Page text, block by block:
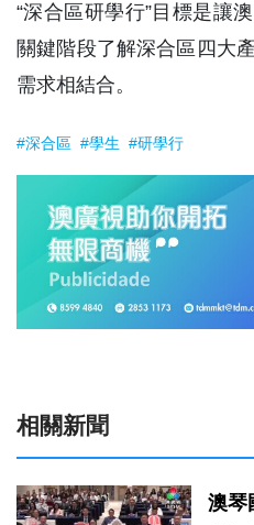
“深合區研學行”目標是讓
關鍵階段了解深合區四大
需求相結合。
#深合區 #學生 #研學行
相關新聞
澳琴